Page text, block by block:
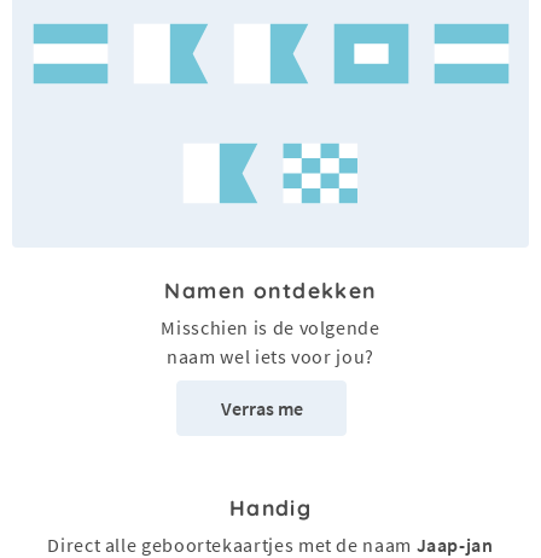
Namen ontdekken
Misschien is de volgende
naam wel iets voor jou?
Verras me
Handig
Direct alle geboortekaartjes met de naam Jaap-jan